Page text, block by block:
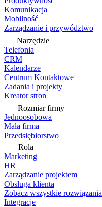
Komunikacja
Mobilność
Zarządzanie i przywództwo
Narzędzie
Telefonia
CRM
Kalendarze
Centrum Kontaktowe
Zadania i projekty
Kreator stron
Rozmiar firmy
Jednoosobowa
Mała firma
Przedsiębiorstwo
Rola
Marketing
HR
Zarządzanie projektem
Obsługa klienta
Zobacz wszystkie rozwiązania
Integracje